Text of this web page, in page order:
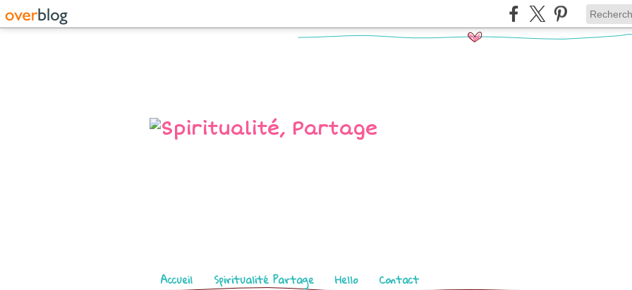
Pages
Accueil Spiritualité Partage Hello Contact